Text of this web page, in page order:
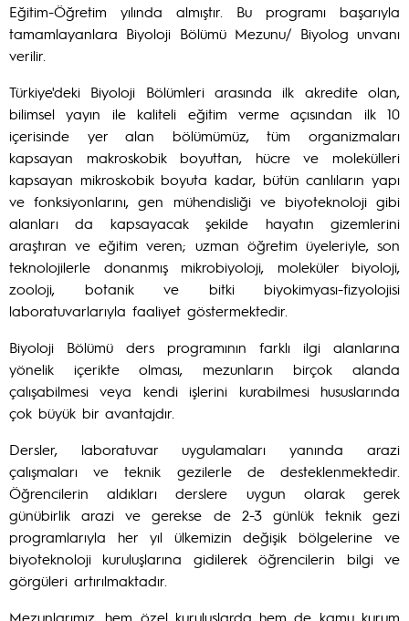
Eğitim-Öğretim yılında almıştır. Bu programı başarıyla
tamamlayanlara Biyoloji Bölümü Mezunu/ Biyolog unvanı
verilir.
Türkiye'deki Biyoloji Bölümleri arasında ilk akredite olan,
bilimsel yayın ile kaliteli eğitim verme açısından ilk 10
içerisinde yer alan bölümümüz, tüm organizmaları
kapsayan makroskobik boyuttan, hücre ve molekülleri
kapsayan mikroskobik boyuta kadar, bütün canlıların yapı
ve fonksiyonlarını, gen mühendisliği ve biyoteknoloji gibi
alanları da kapsayacak şekilde hayatın gizemlerini
araştıran ve eğitim veren; uzman öğretim üyeleriyle, son
teknolojilerle donanmış mikrobiyoloji, moleküler biyoloji,
zooloji, botanik ve bitki biyokimyası-fizyolojisi
laboratuvarlarıyla faaliyet göstermektedir.
Biyoloji Bölümü ders programının farklı ilgi alanlarına
yönelik içerikte olması, mezunların birçok alanda
çalışabilmesi veya kendi işlerini kurabilmesi hususlarında
çok büyük bir avantajdır.
Dersler, laboratuvar uygulamaları yanında arazi
çalışmaları ve teknik gezilerle de desteklenmektedir.
Öğrencilerin aldıkları derslere uygun olarak gerek
günübirlik arazi ve gerekse de 2-3 günlük teknik gezi
programlarıyla her yıl ülkemizin değişik bölgelerine ve
biyoteknoloji kuruluşlarına gidilerek öğrencilerin bilgi ve
görgüleri artırılmaktadır.
Mezunlarımız, hem özel kuruluşlarda hem de kamu kurum